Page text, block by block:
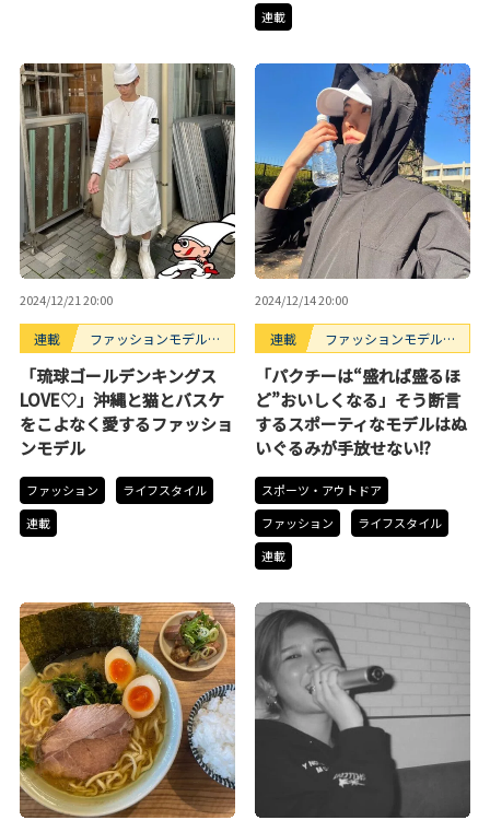
連載
2024/12/21 20:00
連載
ファッションモデルの
「琉球ゴールデンキングス
LOVE♡」沖縄と猫とバスケ
をこよなく愛するファッショ
ンモデル
ファッション
ライフスタイル
連載
2024/12/14 20:00
連載
ファッションモデルの
「パクチーは“盛れば盛るほ
ど”おいしくなる」そう断言
するスポーティなモデルはぬ
いぐるみが手放せない!?
スポーツ・アウトドア
ファッション
ライフスタイル
連載